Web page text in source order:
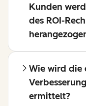
Kunden
des ROI-
Wie wird die
ermittelt?